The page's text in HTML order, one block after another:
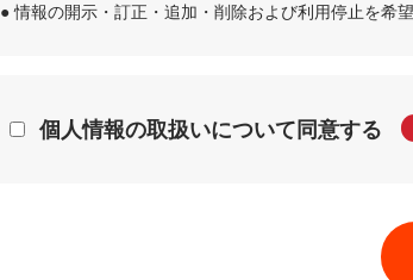
● 情報の開示・訂正・追加・削除および利用停止を希
個人情報の取扱いについて同意する